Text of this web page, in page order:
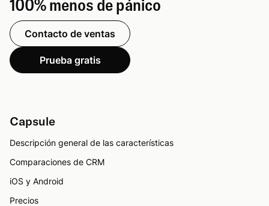
100% menos de pánico
Contacto de ventas
Prueba gratis
Capsule
Descripción general de las características
Comparaciones de CRM
iOS y Android
Precios